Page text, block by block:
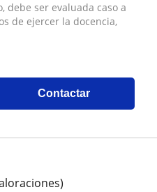
debe ser evaluada caso a
de ejercer la docencia,
Contactar